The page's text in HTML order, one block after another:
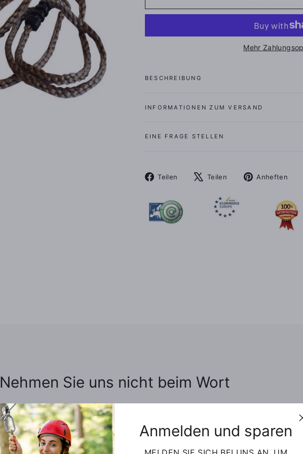
Anmelden und sparen
Mehr
BESCHREIBUNG
INFORMATIONEN ZUM VERSAND
EINE FRAGE STELLEN
Teilen
Auf
Facebook
Teilen
Tweet
auf
Anheften
Nehmen Sie uns nicht beim Wort
★★★★★